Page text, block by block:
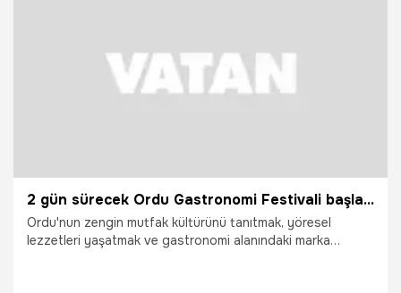
2 gün sürecek Ordu Gastronomi Festivali başladı
Ordu'nun zengin mutfak kültürünü tanıtmak, yöresel
lezzetleri yaşatmak ve gastronomi alanındaki marka